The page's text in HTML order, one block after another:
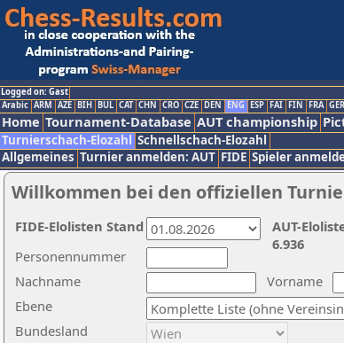
Logged on: Gast
Arabic ARM AZE BIH BUL CAT CHN CRO CZE DEN ENG ESP FAI FIN FRA GER
Home Tournament-Database AUT championship
Turnierschach-Elozahl Schnellschach-Elozahl
Allgemeines Turnier anmelden: AUT FIDE Spieler
Willkommen bei den offiziellen
Nachname
Vorname
Ebene
Personennummer
Bundesland
AUT-
6.936
FIDE-Elolisten Stand